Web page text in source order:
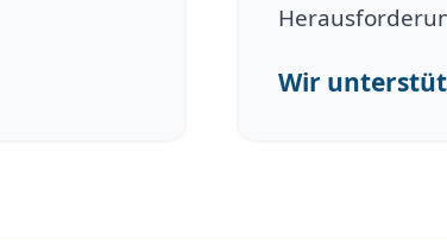
Wir